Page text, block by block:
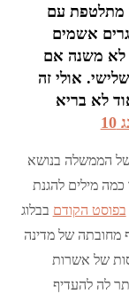
מתלטפת עם
אשמים
לא משנה אם
אולי זה
לא בריא
הממשלה בנושא
מילים להגנת
בפוסט הקודם בבלוג
מחובתה של מדינה
של אשרות
לה להעדיף